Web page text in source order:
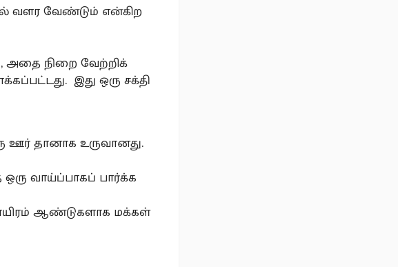
வளர வேண்டும் என்கிற
அதை நிறை வேற்றிக்
இது ஒரு சக்தி
ஊர் தானாக உருவானது.
வாய்ப்பாகப் பார்க்க
ஆண்டுகளாக மக்கள்